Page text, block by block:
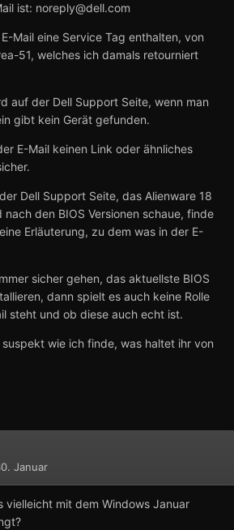
ist: noreply@dell.com
Mail eine Service Tag enthalten, von
51, welches ich damals retourniert
auf der Dell Support Seite, wenn man
gibt kein Gerät gefunden.
E-Mail keinen Link oder ähnliches
Dell Support Seite, das Alienware 18
nach den BIOS Versionen schaue, finde
Erläuterung, zu dem was in der E-
sicher gehen, das aktuellste BIOS
dann spielt es auch keine Rolle
steht und ob diese auch echt ist.
wie ich finde, was haltet ihr von
Januar
vielleicht mit dem Windows Januar